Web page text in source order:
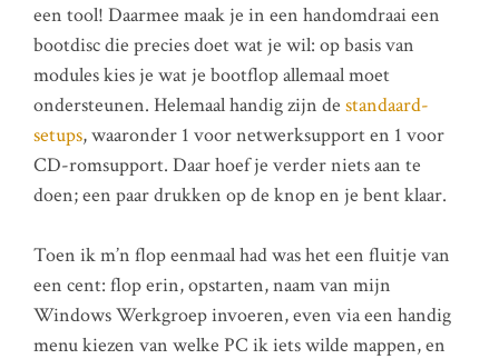
een tool! Daarmee maak je in een handomdraai een
bootdisc die precies doet wat je wil: op basis van
modules kies je wat je bootflop allemaal moet
ondersteunen. Helemaal handig zijn de standaard-
setups, waaronder 1 voor netwerksupport en 1 voor
CD-romsupport. Daar hoef je verder niets aan te
doen; een paar drukken op de knop en je bent klaar.
Toen ik m’n flop eenmaal had was het een fluitje van
een cent: flop erin, opstarten, naam van mijn
Windows Werkgroep invoeren, even via een handig
menu kiezen van welke PC ik iets wilde mappen, en